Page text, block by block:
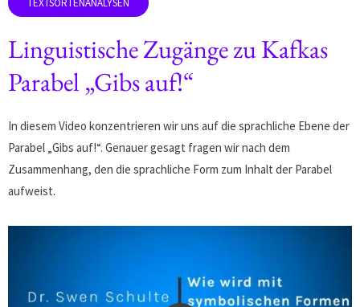
Linguistische Zugänge zu Kafkas
Parabel „Gibs auf!“
In diesem Video konzentrieren wir uns auf die sprachliche Ebene der
Parabel „Gibs auf!“. Genauer gesagt fragen wir nach dem
Zusammenhang, den die sprachliche Form zum Inhalt der Parabel
aufweist.